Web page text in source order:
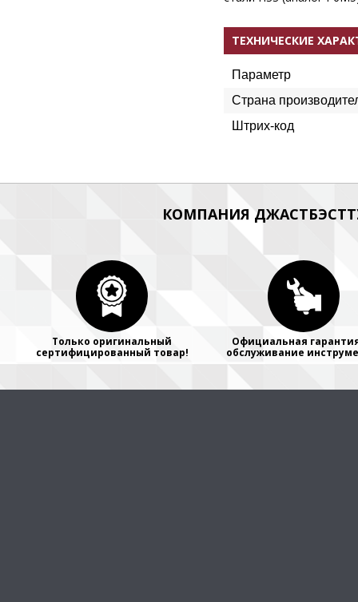
ТЕХНИЧЕСКИЕ
Параметр
Страна
Штрих-код
КОМПАНИЯ
Только оригинальный
сертифицированный товар!
Официальная
обслуживание